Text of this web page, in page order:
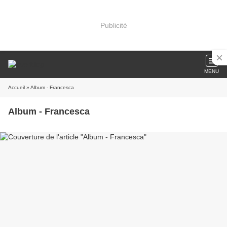
Publicité
MENU
Accueil » Album - Francesca
Album - Francesca